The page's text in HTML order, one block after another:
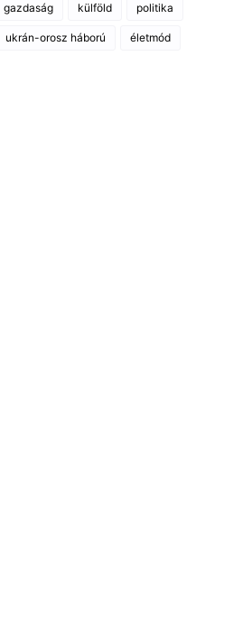
gazdaság külföld politika
ukrán-orosz háború életmód